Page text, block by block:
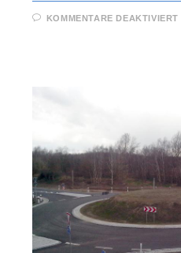
KOMMENTARE DEAKTIVIERT